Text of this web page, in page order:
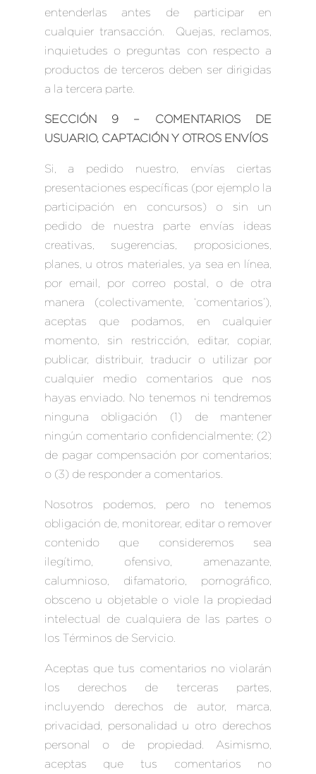
entenderlas antes de participar en
cualquier transacción. Quejas, reclamos,
inquietudes o preguntas con respecto a
productos de terceros deben ser dirigidas
a la tercera parte.
SECCIÓN 9 – COMENTARIOS DE
USUARIO, CAPTACIÓN Y OTROS ENVÍOS
Si, a pedido nuestro, envías ciertas
presentaciones específicas (por ejemplo la
participación en concursos) o sin un
pedido de nuestra parte envías ideas
creativas, sugerencias, proposiciones,
planes, u otros materiales, ya sea en línea,
por email, por correo postal, o de otra
manera (colectivamente, ‘comentarios’),
aceptas que podamos, en cualquier
momento, sin restricción, editar, copiar,
publicar, distribuir, traducir o utilizar por
cualquier medio comentarios que nos
hayas enviado. No tenemos ni tendremos
ninguna obligación (1) de mantener
ningún comentario confidencialmente; (2)
de pagar compensación por comentarios;
o (3) de responder a comentarios.
Nosotros podemos, pero no tenemos
obligación de, monitorear, editar o remover
contenido que consideremos sea
ilegítimo, ofensivo, amenazante,
calumnioso, difamatorio, pornográfico,
obsceno u objetable o viole la propiedad
intelectual de cualquiera de las partes o
los Términos de Servicio.
Aceptas que tus comentarios no violarán
los derechos de terceras partes,
incluyendo derechos de autor, marca,
privacidad, personalidad u otro derechos
personal o de propiedad. Asimismo,
aceptas que tus comentarios no